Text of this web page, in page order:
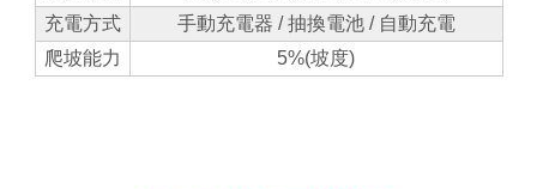
充電方式
手動充電器 / 抽換電池 / 自動充電
爬坡能力
5%(坡度)